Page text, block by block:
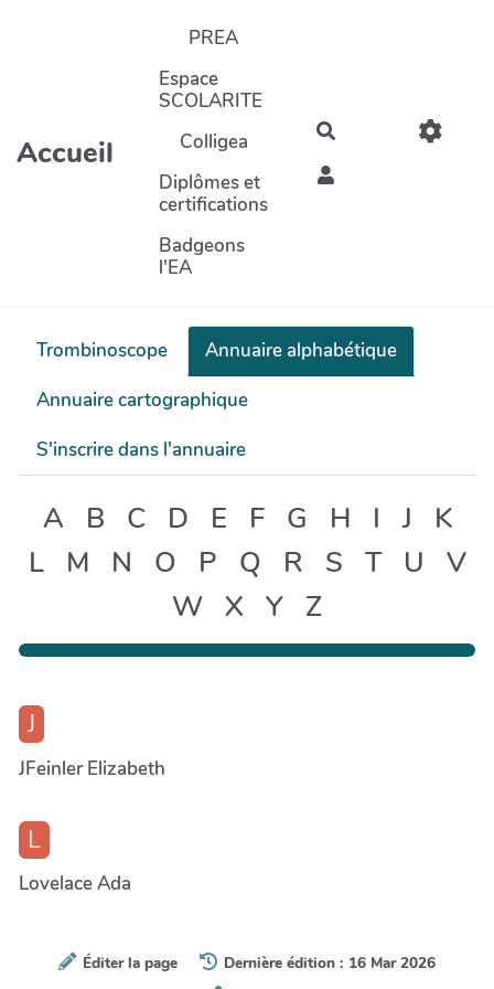
Aller au contenu principal
Accueil
PREA
Espace
SCOLARITE
Colligea
Diplômes et
certifications
Badgeons
l'EA
Rechercher
Trombinoscope
Annuaire alphabétique
Annuaire cartographique
S'inscrire dans l'annuaire
A B C D E F G H I J
K
L
M N O P Q R S T U
V
W X Y Z
J
JFeinler Elizabeth
L
Lovelace Ada
Éditer la page
Dernière édition : 16 Mar 2026